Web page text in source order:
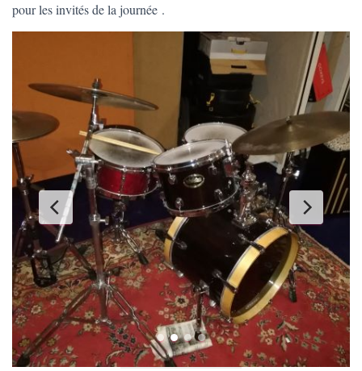
pour les invités de la journée .